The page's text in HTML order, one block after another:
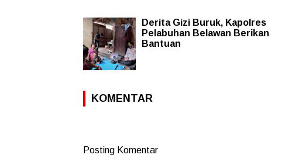
Derita Gizi Buruk, Kapolres
Pelabuhan Belawan Berikan
Bantuan
KOMENTAR
Posting Komentar